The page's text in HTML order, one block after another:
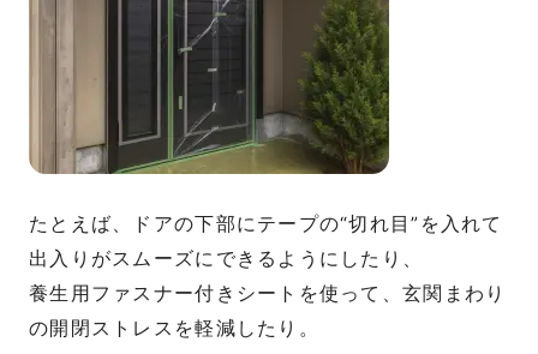
たとえば、ドアの下部にテープの“切れ目”を入れて
出入りがスムーズにできるようにしたり、
養生用ファスナー付きシートを使って、玄関まわり
の開閉ストレスを軽減したり。